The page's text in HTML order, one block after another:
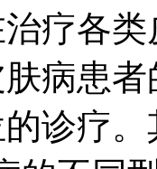
疗各
病患
诊疗